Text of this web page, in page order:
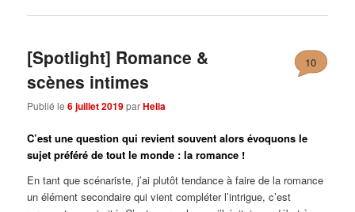
[Spotlight] Romance &
scènes intimes
Publié le6 juillet 2019parHelia
10
C’est une question qui revient souvent alors évoquons le
sujet préféré de tout le monde : la romance !
En tant que scénariste, j’ai plutôt tendance à faire de la romance
un élément secondaire qui vient compléter l’intrigue, c’est